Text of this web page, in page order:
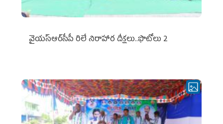
వైయ‌స్ఆర్‌సీపీ రిలే నిరాహార దీక్షలు..ఫొటోలు 2